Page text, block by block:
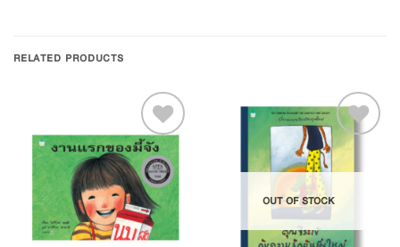
RELATED PRODUCTS
Add to
Wishlist
OUT OF STOCK